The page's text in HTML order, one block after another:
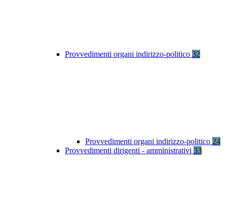
Provvedimenti organi indirizzo-politico 32
Provvedimenti organi indirizzo-politico 24
Provvedimenti dirigenti - amministrativi 33